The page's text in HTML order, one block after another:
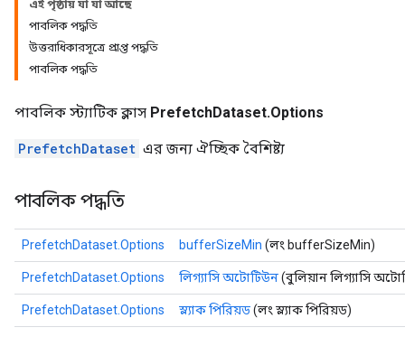
এই পৃষ্ঠায় যা যা আছে
পাবলিক পদ্ধতি
উত্তরাধিকারসূত্রে প্রাপ্ত পদ্ধতি
পাবলিক পদ্ধতি
পাবলিক স্ট্যাটিক ক্লাস PrefetchDataset.Options
PrefetchDataset এর জন্য ঐচ্ছিক বৈশিষ্ট্য
পাবলিক পদ্ধতি
PrefetchDataset.Options bufferSizeMin (লং bufferSizeMin)
PrefetchDataset.Options লিগ্যাসি অটোটিউন(বুলিয়ান লিগ্যাসি
PrefetchDataset.Options স্ল্যাক পিরিয়ড(লং স্ল্যাক পিরিয়ড)